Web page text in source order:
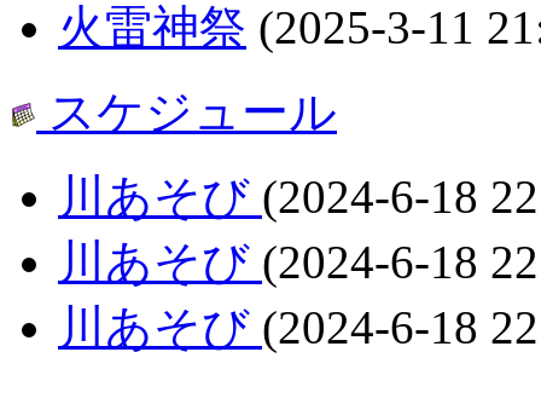
火雷神祭 (2025-3-11
スケジュール
川あそび (2024-6-18
川あそび (2024-6-18
川あそび (2024-6-18